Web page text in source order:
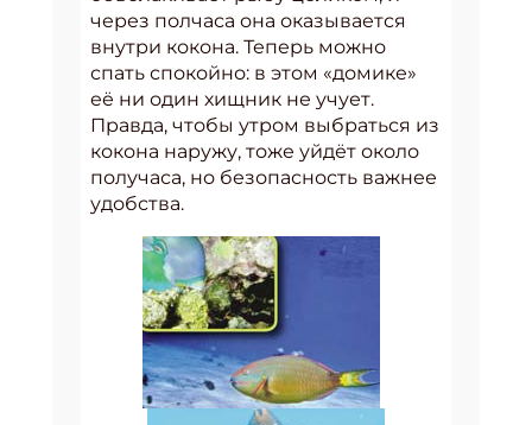
через полчаса она оказывается
внутри кокона. Теперь можно
спать спокойно: в этом «домике»
её ни один хищник не учует.
Правда, чтобы утром выбраться из
кокона наружу, тоже уйдёт около
получаса, но безопасность важнее
удобства.